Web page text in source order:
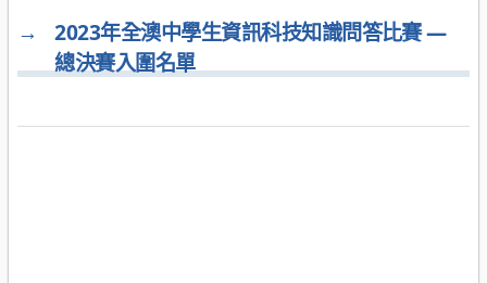
→
2023年全澳中學生資訊科技知識問答比賽 —
總決賽入圍名單